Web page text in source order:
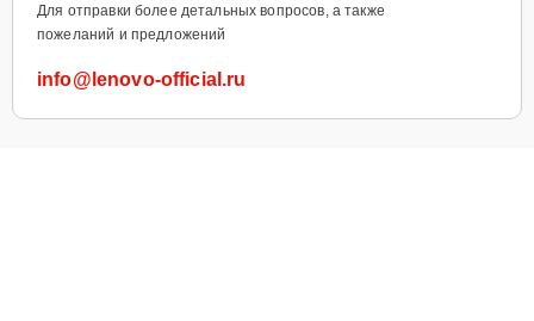
Для отправки более детальных вопросов, а также
пожеланий и предложений
info@lenovo-official.ru